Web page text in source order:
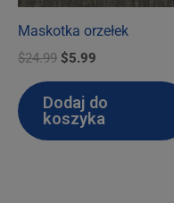
Maskotka orzełek
$24.99 Pierwotna
$24.99.
$5.99
$5.99.
Dodaj do
koszyka